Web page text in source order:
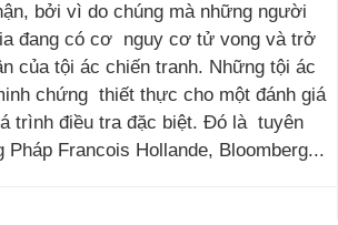
bởi vì do chúng mà những người
đang có cơ nguy cơ tử vong và trở
của tội ác chiến tranh. Những tội ác
chứng thiết thực cho một đánh giá
trình điều tra đặc biệt. Đó là tuyên
Pháp Francois Hollande, Bloomberg...